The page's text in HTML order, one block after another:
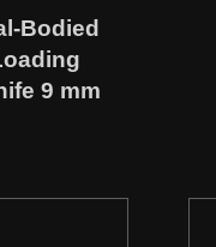
Bodied
9 mm